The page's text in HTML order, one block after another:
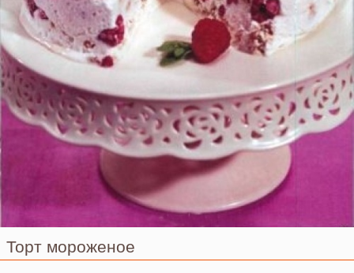
Торт мороженое